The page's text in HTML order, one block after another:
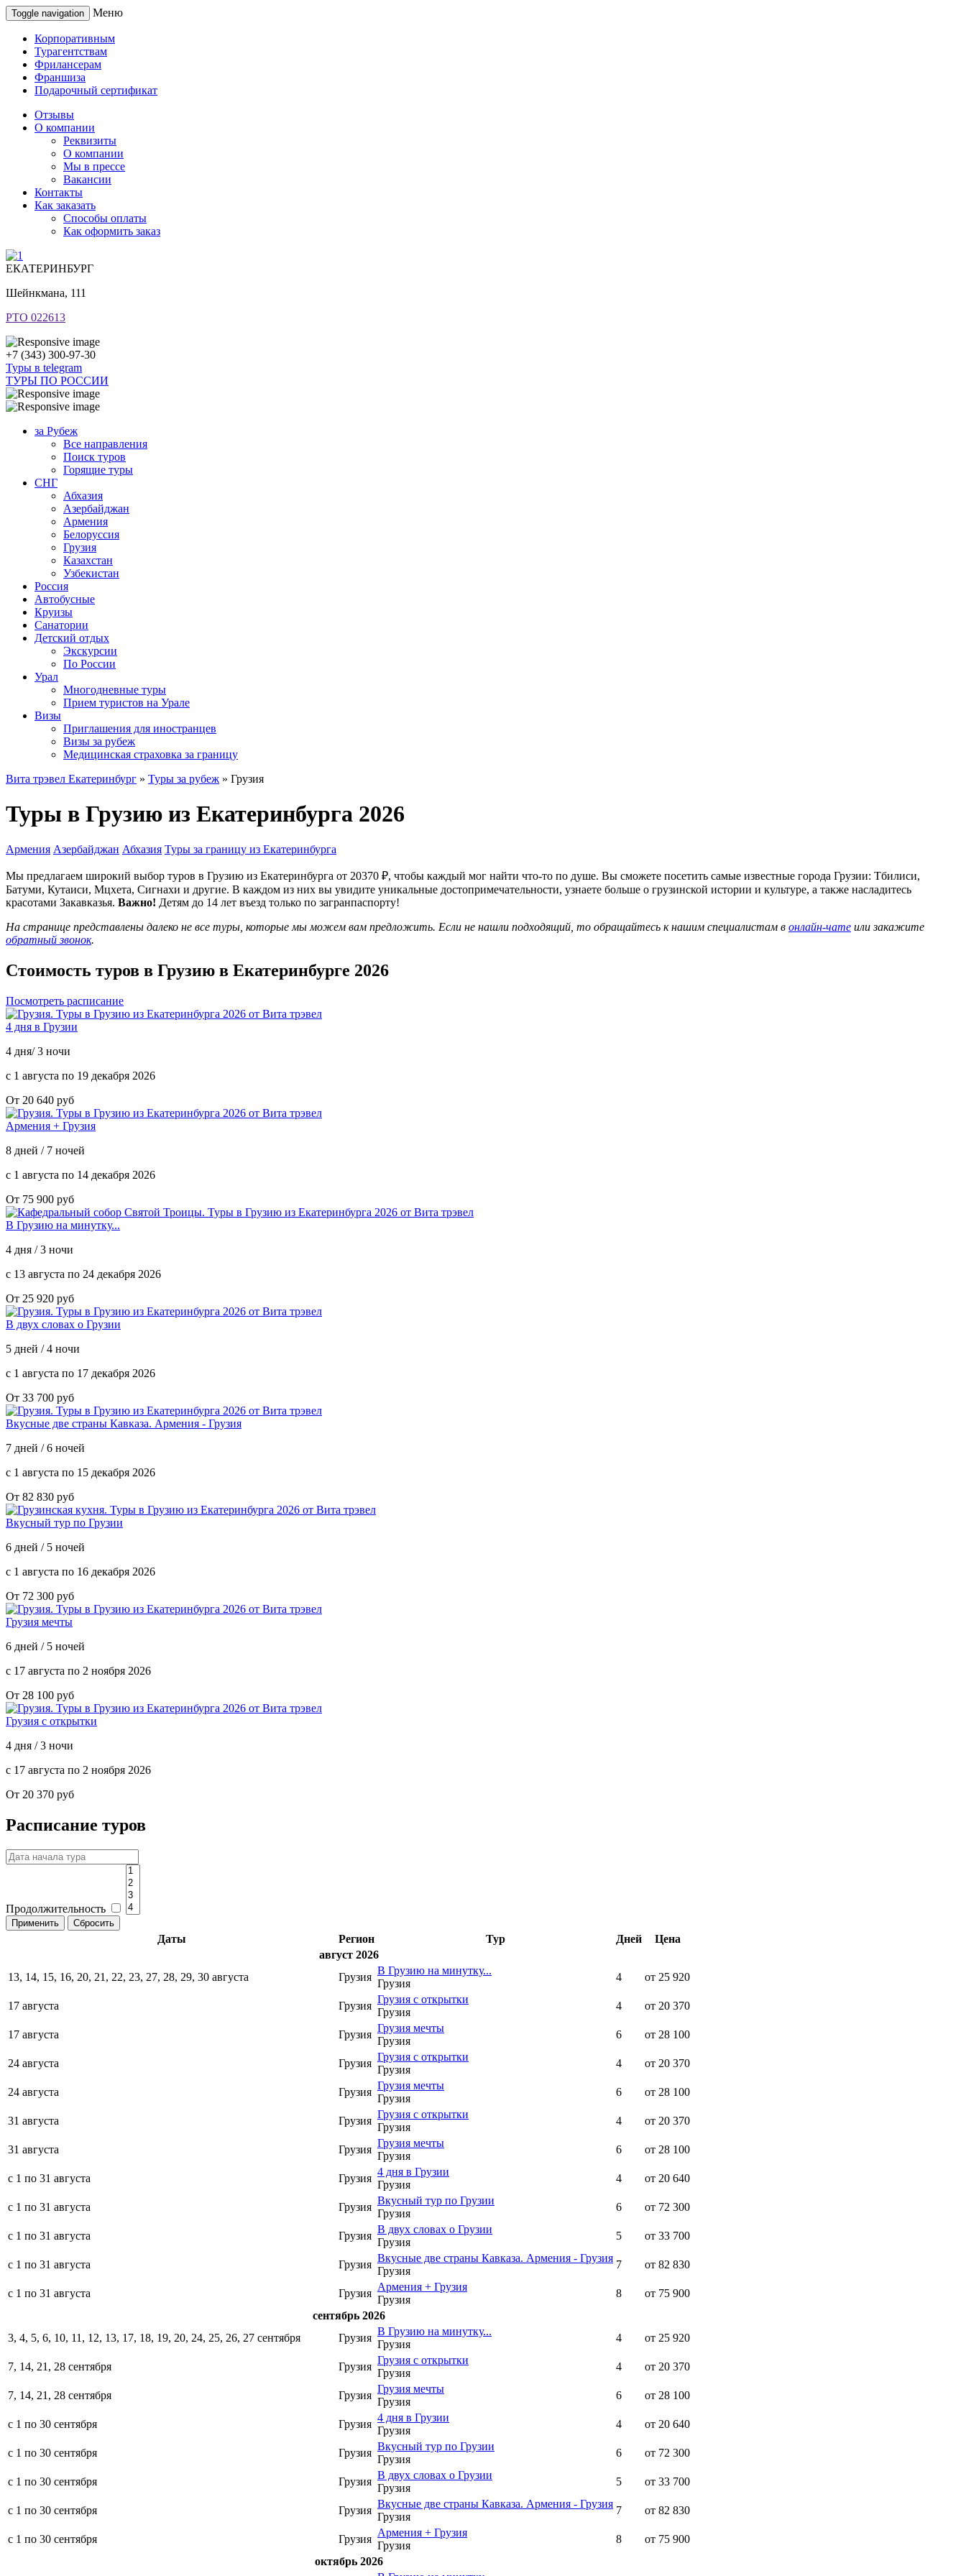
Toggle navigation Меню
Корпоративным
Турагентствам
Фрилансерам
Франшиза
Подарочный сертификат
Отзывы
О компании
Реквизиты
О компании
Мы в прессе
Вакансии
Контакты
Как заказать
Способы оплаты
Как оформить заказ
ЕКАТЕРИНБУРГ
Шейнкмана, 111
РТО 022613
+7 (343) 300-97-30
Туры в telegram
ТУРЫ ПО РОССИИ
за Рубеж
Все направления
Поиск туров
Горящие туры
СНГ
Абхазия
Азербайджан
Армения
Белоруссия
Грузия
Казахстан
Узбекистан
Россия
Автобусные
Круизы
Санатории
Детский отдых
Экскурсии
По России
Урал
Многодневные туры
Прием туристов на Урале
Визы
Приглашения для иностранцев
Визы за рубеж
Медицинская страховка за границу
Вита трэвел Екатеринбург » Туры за рубеж » Грузия
Туры в Грузию из Екатеринбурга 2026
Армения Азербайджан Абхазия Туры за границу из Екатеринбурга
Мы предлагаем широкий выбор туров в Грузию из Екатеринбурга от 20370 ₽, чтобы каждый мог найти что-то по душе. Вы сможете посетить самые известные города Грузии: Тбилиси,
Батуми, Кутаиси, Мцхета, Сигнахи и другие. В каждом из них вы увидите уникальные достопримечательности, узнаете больше о грузинской истории и культуре, а также насладитесь
красотами Закавказья. Важно! Детям до 14 лет въезд только по загранпаспорту!
На странице представлены далеко не все туры, которые мы можем вам предложить. Если не нашли подходящий, то обращайтесь к нашим специалистам в онлайн-чате или закажите
обратный звонок.
Стоимость туров в Грузию в Екатеринбурге 2026
Посмотреть расписание
4 дня в Грузии
4 дня/ 3 ночи
с 1 августа по 19 декабря 2026
От 20 640 руб
Армения + Грузия
8 дней / 7 ночей
с 1 августа по 14 декабря 2026
От 75 900 руб
В Грузию на минутку...
4 дня / 3 ночи
с 13 августа по 24 декабря 2026
От 25 920 руб
В двух словах о Грузии
5 дней / 4 ночи
с 1 августа по 17 декабря 2026
От 33 700 руб
Вкусные две страны Кавказа. Армения - Грузия
7 дней / 6 ночей
с 1 августа по 15 декабря 2026
От 82 830 руб
Вкусный тур по Грузии
6 дней / 5 ночей
с 1 августа по 16 декабря 2026
От 72 300 руб
Грузия мечты
6 дней / 5 ночей
с 17 августа по 2 ноября 2026
От 28 100 руб
Грузия с открытки
4 дня / 3 ночи
с 17 августа по 2 ноября 2026
От 20 370 руб
Расписание туров
Продолжительность
Даты Регион Тур Дней
Цена
август 2026
13, 14, 15, 16, 20, 21, 22, 23, 27, 28, 29, 30 августа
Грузия
В Грузию на минутку...
Грузия
4 от 25 920
17 августа Грузия
Грузия с открытки
Грузия
4 от 20 370
17 августа Грузия
Грузия мечты
Грузия
6 от 28 100
24 августа Грузия
Грузия с открытки
Грузия
4 от 20 370
24 августа Грузия
Грузия мечты
Грузия
6 от 28 100
31 августа Грузия
Грузия с открытки
Грузия
4 от 20 370
31 августа Грузия
Грузия мечты
Грузия
6 от 28 100
с 1 по 31 августа Грузия
4 дня в Грузии
Грузия
4 от 20 640
с 1 по 31 августа Грузия
Вкусный тур по Грузии
Грузия
6 от 72 300
с 1 по 31 августа Грузия
В двух словах о Грузии
Грузия
5 от 33 700
с 1 по 31 августа Грузия
Вкусные две страны Кавказа. Армения - Грузия
Грузия
7 от 82 830
с 1 по 31 августа Грузия
Армения + Грузия
Грузия
8
от 75 900
сентябрь 2026
3, 4, 5, 6, 10, 11, 12, 13, 17, 18, 19, 20, 24, 25, 26, 27 сентября
Грузия
В Грузию на минутку...
Грузия
4 от 25 920
7, 14, 21, 28 сентября Грузия
Грузия с открытки
Грузия
4 от 20 370
7, 14, 21, 28 сентября Грузия
Грузия мечты
Грузия
6 от 28 100
с 1 по 30 сентября Грузия
4 дня в Грузии
Грузия
4 от 20 640
с 1 по 30 сентября Грузия
Вкусный тур по Грузии
Грузия
6 от 72 300
с 1 по 30 сентября Грузия
В двух словах о Грузии
Грузия
5 от 33 700
с 1 по 30 сентября Грузия
Вкусные две страны Кавказа. Армения - Грузия
Грузия
7 от 82 830
с 1 по 30 сентября Грузия
Армения + Грузия
Грузия
8
от 75 900
октябрь 2026